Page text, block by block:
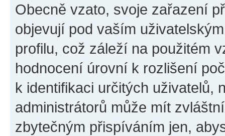
Obecně vzato, svoje zařazení
objevují pod vaším
profilu, což záleží na použitém
hodnocení úrovní k rozlišení
k identifikaci určitých uživatelů,
administrátorů může mít
zbytečným přispíváním jen,